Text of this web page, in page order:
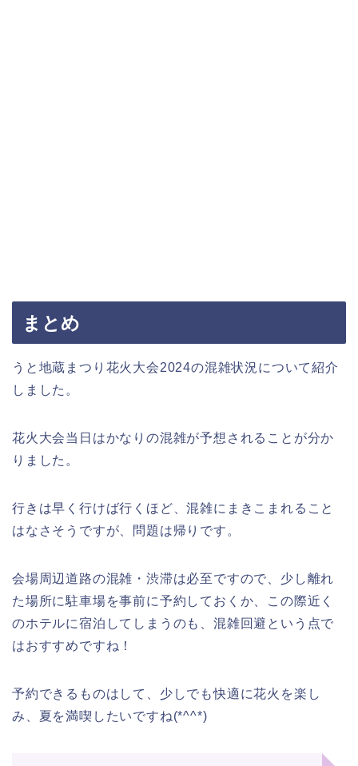
まとめ
うと地蔵まつり花火大会2024の混雑状況について紹介
しました。
花火大会当日はかなりの混雑が予想されることが分か
りました。
行きは早く行けば行くほど、混雑にまきこまれること
はなさそうですが、問題は帰りです。
会場周辺道路の混雑・渋滞は必至ですので、少し離れ
た場所に駐車場を事前に予約しておくか、この際近く
のホテルに宿泊してしまうのも、混雑回避という点で
はおすすめですね！
予約できるものはして、少しでも快適に花火を楽し
み、夏を満喫したいですね(*^^*)